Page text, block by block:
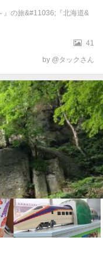
』の旅&#11036;︎『北海道&
41
by @タックさん